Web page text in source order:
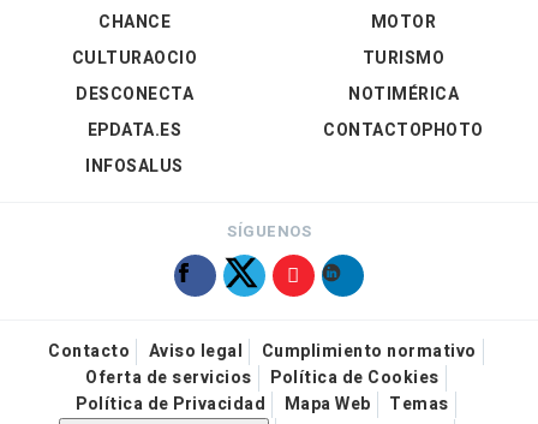
CHANCE
CULTURAOCIO
DESCONECTA
EPDATA.ES
INFOSALUS
MOTOR
TURISMO
NOTIMÉRICA
CONTACTOPHOTO
SÍGUENOS
Contacto Aviso legal
Cumplimiento normativo
Oferta de servicios
Política de Cookies
Política de Privacidad
Mapa Web
Temas